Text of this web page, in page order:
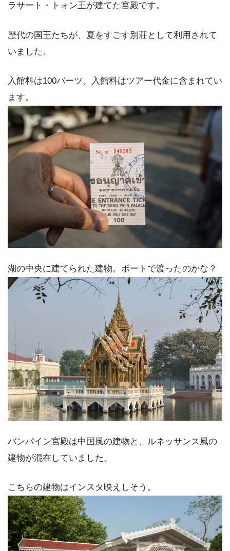
ラサート・トォン王が建てた宮殿です。
歴代の国王たちが、夏をすごす別荘として利用されて
いました。
入館料は100バーツ。入館料はツアー代金に含まれてい
ます。
湖の中央に建てられた建物。ボートで渡ったのかな？
バンパイン宮殿は中国風の建物と、ルネッサンス風の
建物が混在していました。
こちらの建物はインスタ映えしそう。